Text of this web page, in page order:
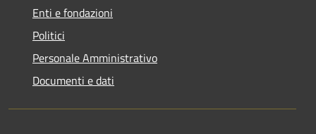
Enti e fondazioni
Politici
Personale Amministrativo
Documenti e dati